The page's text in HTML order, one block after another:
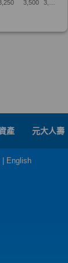
產 元大人壽
English